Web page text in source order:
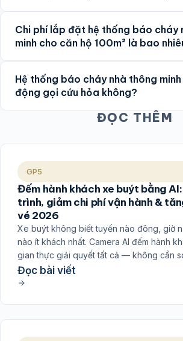
Chi phí lắp đặt hệ thống báo cháy
minh cho căn hộ 100m² là bao
Hệ thống báo cháy nhà thông
động gọi cứu hỏa không?
ĐỌC THÊM
GP5
Đếm hành khách xe buýt bằng
trình, giảm chi phí vận hành &
vé 2026
Xe buýt không biết tuyến nào đông, giờ
nào ít khách nhất. Camera AI đếm hành
gian thực giải quyết tất cả — không cần
Đọc bài viết